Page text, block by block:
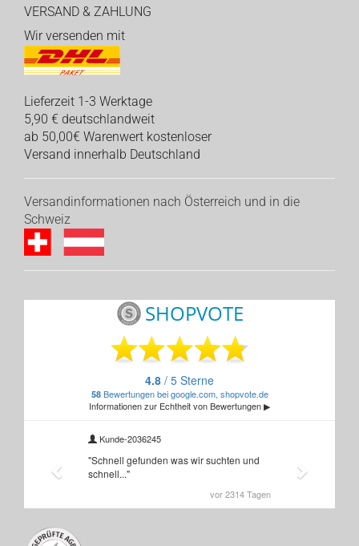
VERSAND & ZAHLUNG
Wir versenden mit
Lieferzeit 1-3 Werktage
5,90 € deutschlandweit
ab 50,00€ Warenwert kostenloser
Versand innerhalb Deutschland
Versandinformationen nach Österreich und in die
Schweiz